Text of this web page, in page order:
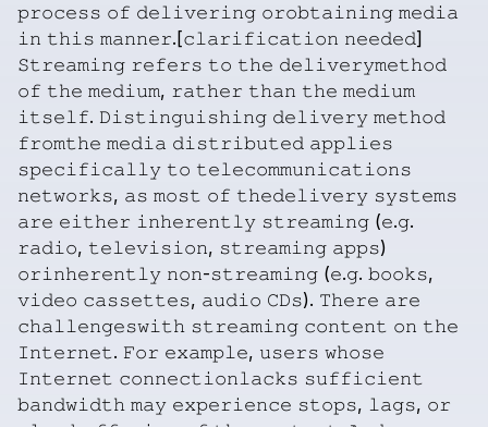
𝚙𝚛𝚘𝚌𝚎𝚜𝚜 𝚘𝚏 𝚍𝚎𝚕𝚒𝚟𝚎𝚛𝚒𝚗𝚐 𝚘𝚛𝚘𝚋𝚝𝚊𝚒𝚗𝚒𝚗𝚐 𝚖𝚎𝚍𝚒𝚊
𝚒𝚗 𝚝𝚑𝚒𝚜 𝚖𝚊𝚗𝚗𝚎𝚛.[𝚌𝚕𝚊𝚛𝚒𝚏𝚒𝚌𝚊𝚝𝚒𝚘𝚗 𝚗𝚎𝚎𝚍𝚎𝚍]
𝚂𝚝𝚛𝚎𝚊𝚖𝚒𝚗𝚐 𝚛𝚎𝚏𝚎𝚛𝚜 𝚝𝚘 𝚝𝚑𝚎 𝚍𝚎𝚕𝚒𝚟𝚎𝚛𝚢𝚖𝚎𝚝𝚑𝚘𝚍
𝚘𝚏 𝚝𝚑𝚎 𝚖𝚎𝚍𝚒𝚞𝚖, 𝚛𝚊𝚝𝚑𝚎𝚛 𝚝𝚑𝚊𝚗 𝚝𝚑𝚎 𝚖𝚎𝚍𝚒𝚞𝚖
𝚒𝚝𝚜𝚎𝚕𝚏. 𝙳𝚒𝚜𝚝𝚒𝚗𝚐𝚞𝚒𝚜𝚑𝚒𝚗𝚐 𝚍𝚎𝚕𝚒𝚟𝚎𝚛𝚢 𝚖𝚎𝚝𝚑𝚘𝚍
𝚏𝚛𝚘𝚖𝚝𝚑𝚎 𝚖𝚎𝚍𝚒𝚊 𝚍𝚒𝚜𝚝𝚛𝚒𝚋𝚞𝚝𝚎𝚍 𝚊𝚙𝚙𝚕𝚒𝚎𝚜
𝚜𝚙𝚎𝚌𝚒𝚏𝚒𝚌𝚊𝚕𝚕𝚢 𝚝𝚘 𝚝𝚎𝚕𝚎𝚌𝚘𝚖𝚖𝚞𝚗𝚒𝚌𝚊𝚝𝚒𝚘𝚗𝚜
𝚗𝚎𝚝𝚠𝚘𝚛𝚔𝚜, 𝚊𝚜 𝚖𝚘𝚜𝚝 𝚘𝚏 𝚝𝚑𝚎𝚍𝚎𝚕𝚒𝚟𝚎𝚛𝚢 𝚜𝚢𝚜𝚝𝚎𝚖𝚜
𝚊𝚛𝚎 𝚎𝚒𝚝𝚑𝚎𝚛 𝚒𝚗𝚑𝚎𝚛𝚎𝚗𝚝𝚕𝚢 𝚜𝚝𝚛𝚎𝚊𝚖𝚒𝚗𝚐 (𝚎.𝚐.
𝚛𝚊𝚍𝚒𝚘, 𝚝𝚎𝚕𝚎𝚟𝚒𝚜𝚒𝚘𝚗, 𝚜𝚝𝚛𝚎𝚊𝚖𝚒𝚗𝚐 𝚊𝚙𝚙𝚜)
𝚘𝚛𝚒𝚗𝚑𝚎𝚛𝚎𝚗𝚝𝚕𝚢 𝚗𝚘𝚗-𝚜𝚝𝚛𝚎𝚊𝚖𝚒𝚗𝚐 (𝚎.𝚐. 𝚋𝚘𝚘𝚔𝚜,
𝚟𝚒𝚍𝚎𝚘 𝚌𝚊𝚜𝚜𝚎𝚝𝚝𝚎𝚜, 𝚊𝚞𝚍𝚒𝚘 𝙲𝙳𝚜). 𝚃𝚑𝚎𝚛𝚎 𝚊𝚛𝚎
𝚌𝚑𝚊𝚕𝚕𝚎𝚗𝚐𝚎𝚜𝚠𝚒𝚝𝚑 𝚜𝚝𝚛𝚎𝚊𝚖𝚒𝚗𝚐 𝚌𝚘𝚗𝚝𝚎𝚗𝚝 𝚘𝚗 𝚝𝚑𝚎
𝙸𝚗𝚝𝚎𝚛𝚗𝚎𝚝. 𝙵𝚘𝚛 𝚎𝚡𝚊𝚖𝚙𝚕𝚎, 𝚞𝚜𝚎𝚛𝚜 𝚠𝚑𝚘𝚜𝚎
𝙸𝚗𝚝𝚎𝚛𝚗𝚎𝚝 𝚌𝚘𝚗𝚗𝚎𝚌𝚝𝚒𝚘𝚗𝚕𝚊𝚌𝚔𝚜 𝚜𝚞𝚏𝚏𝚒𝚌𝚒𝚎𝚗𝚝
𝚋𝚊𝚗𝚍𝚠𝚒𝚍𝚝𝚑 𝚖𝚊𝚢 𝚎𝚡𝚙𝚎𝚛𝚒𝚎𝚗𝚌𝚎 𝚜𝚝𝚘𝚙𝚜, 𝚕𝚊𝚐𝚜, 𝚘𝚛